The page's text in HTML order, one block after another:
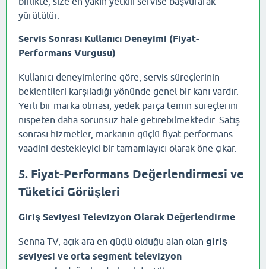
yürütülür.
Servis Sonrası Kullanıcı Deneyimi (Fiyat-
Performans Vurgusu)
Kullanıcı deneyimlerine göre, servis süreçlerinin
beklentileri karşıladığı yönünde genel bir kanı vardır.
Yerli bir marka olması, yedek parça temin süreçlerini
nispeten daha sorunsuz hale getirebilmektedir. Satış
sonrası hizmetler, markanın güçlü fiyat-performans
vaadini destekleyici bir tamamlayıcı olarak öne çıkar.
5. Fiyat-Performans Değerlendirmesi ve
Tüketici Görüşleri
Giriş Seviyesi Televizyon Olarak Değerlendirme
Senna TV, açık ara en güçlü olduğu alan olan giriş
seviyesi ve orta segment televizyon